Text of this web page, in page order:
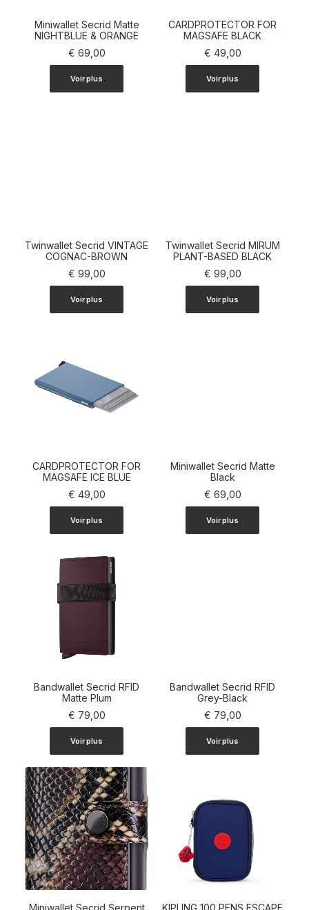
AJOUTER AU PANIER
Miniwallet Secrid Matte
NIGHTBLUE & ORANGE
€ 69,00
Voir plus
AJOUTER AU PANIER
CARDPROTECTOR FOR
MAGSAFE BLACK
€ 49,00
Voir plus
AJOUTER AU PANIER
Twinwallet Secrid VINTAGE
COGNAC-BROWN
€ 99,00
Voir plus
AJOUTER AU PANIER
Twinwallet Secrid MIRUM
PLANT-BASED BLACK
€ 99,00
Voir plus
AJOUTER AU PANIER
CARDPROTECTOR FOR
MAGSAFE ICE BLUE
€ 49,00
Voir plus
AJOUTER AU PANIER
Miniwallet Secrid Matte
Black
€ 69,00
Voir plus
AJOUTER AU PANIER
Bandwallet Secrid RFID
Matte Plum
€ 79,00
Voir plus
AJOUTER AU PANIER
Bandwallet Secrid RFID
Grey-Black
€ 79,00
Voir plus
Miniwallet Secrid Serpent
KIPLING 100 PENS ESCAPE